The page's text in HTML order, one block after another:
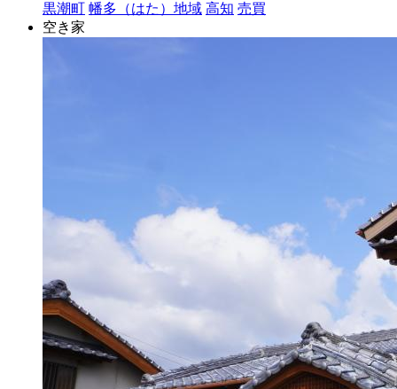
黒潮町 幡多（はた）地域 高知 売買
空き家